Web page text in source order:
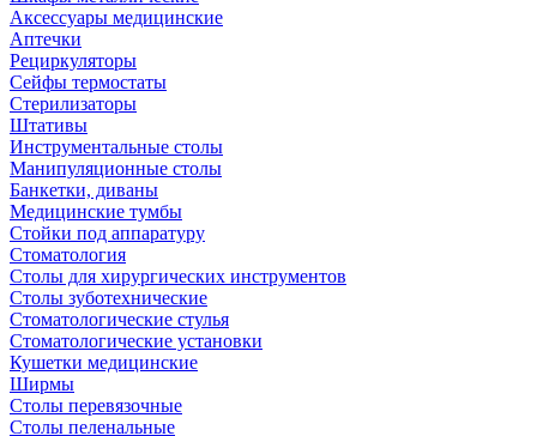
Аксессуары медицинские
Аптечки
Рециркуляторы
Сейфы термостаты
Стерилизаторы
Штативы
Инструментальные столы
Манипуляционные столы
Банкетки, диваны
Медицинские тумбы
Стойки под аппаратуру
Стоматология
Столы для хирургических инструментов
Столы зуботехнические
Стоматологические стулья
Стоматологические установки
Кушетки медицинские
Ширмы
Столы перевязочные
Столы пеленальные